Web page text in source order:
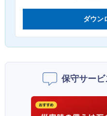
ダウン
保守サー